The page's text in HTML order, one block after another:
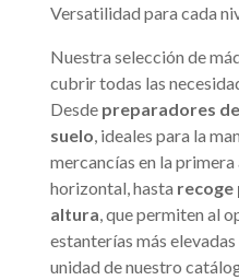
Versatilidad para cada
Nuestra selección de
cubrir todas las
Desde preparadores
suelo , ideales para la
mercancías en la
horizontal, hasta recoge
altura , que permiten al
estanterías más
unidad de nuestro